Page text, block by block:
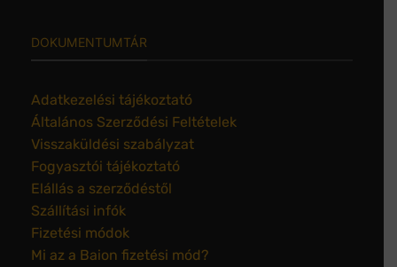
DOKUMENTUMTÁR
Adatkezelési tájékoztató
Általános Szerződési Feltételek
Visszaküldési szabályzat
Fogyasztói tájékoztató
Elállás a szerződéstől
Szállítási infók
Fizetési módok
Mi az a Baion fizetési mód?